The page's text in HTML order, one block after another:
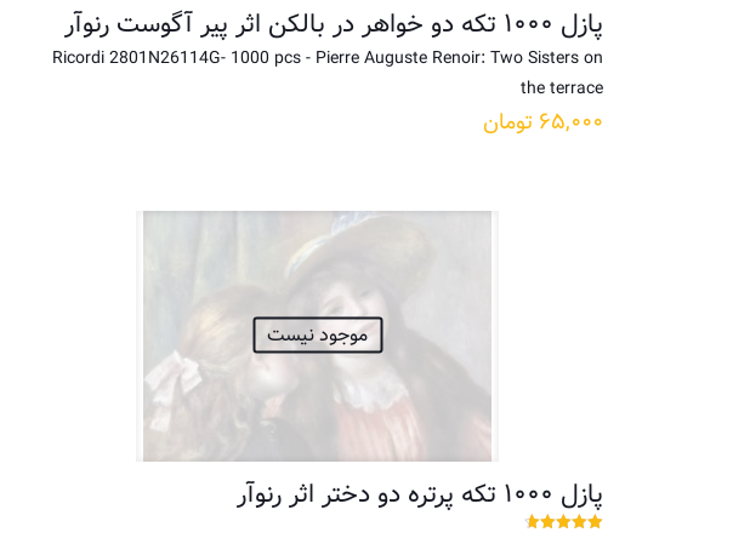
پازل ۱۰۰۰ تکه دو خواهر در بالکن اثر پیر آگوست رنوآر
Ricordi 2801N26114G- 1000 pcs - Pierre Auguste Renoir: Two Sisters on
the terrace
۶۵,۰۰۰ تومان
موجود نیست
پازل ۱۰۰۰ تکه پرتره دو دختر اثر رنوآر